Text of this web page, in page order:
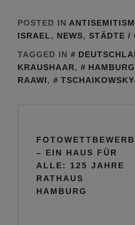
Kindergarten für
geflüchtete Kinder
POSTED IN
ISRAEL, NEWS, STÄDTE /
TAGGED IN
KRAUSHAAR, HAMBURG
RAAWI,
FOTOWETTBEWERB
– EIN HAUS FÜR
ALLE: 125 JAHRE
RATHAUS
HAMBURG